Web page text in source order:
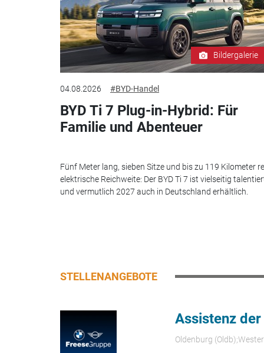
Bildergalerie
04.08.2026 #BYD-Handel
BYD Ti 7 Plug-in-Hybrid: Für
Familie und Abenteuer
Fünf Meter lang, sieben Sitze und bis zu 119 Kilometer
elektrische Reichweite: Der BYD Ti 7 ist vielseitig
und vermutlich 2027 auch in Deutschland erhältlich.
STELLENANGEBOTE
Assistenz
Oldenburg